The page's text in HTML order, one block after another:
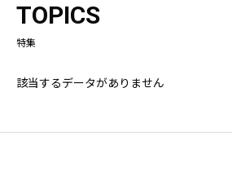
TOPICS
特集
該当するデータがありません